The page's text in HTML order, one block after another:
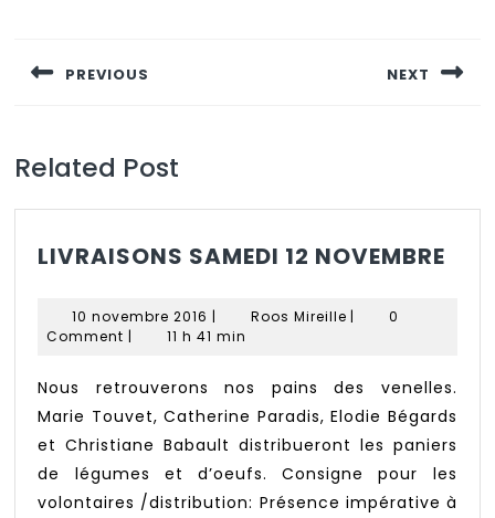
l’article
PREVIOUS NEXT
Related Post
LIVRAISONS SAMEDI 12 NOVEMBRE
10 novembre 2016 10
novembre
| Roos MireilleRoos
|
0
Comment | 11 h 41 min
Nous retrouverons nos pains des venelles.
Marie Touvet, Catherine Paradis, Elodie Bégards
et Christiane Babault distribueront les paniers
de légumes et d’oeufs. Consigne pour les
volontaires /distribution: Présence impérative à